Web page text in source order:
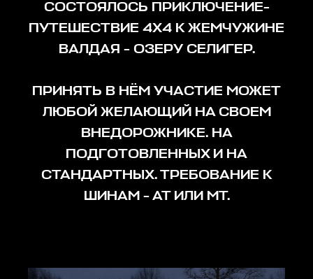
СОСТОЯЛОСЬ ПРИКЛЮЧЕНИЕ-
ПУТЕШЕСТВИЕ 4Х4 К ЖЕМЧУЖИНЕ
ВАЛДАЯ - ОЗЕРУ СЕЛИГЕР.
ПРИНЯТЬ В НЁМ УЧАСТИЕ МОЖЕТ
ЛЮБОЙ ЖЕЛАЮЩИЙ НА СВОЕМ
ВНЕДОРОЖНИКЕ. НА
ПОДГОТОВЛЕННЫХ И НА
СТАНДАРТНЫХ. ТРЕБОВАНИЕ К
ШИНАМ - АТ ИЛИ МТ.